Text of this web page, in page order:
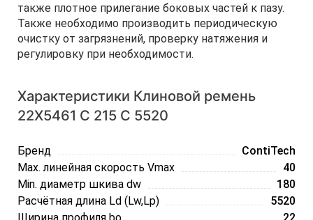
также плотное прилегание боковых частей к пазу.
Также необходимо производить периодическую
очистку от загрязнений, проверку натяжения и
регулировку при необходимости.
Характеристики Клиновой ремень
22X5461 C 215 C 5520
Бренд
ContiTech
Max. линейная скорость Vmax
40
Min. диаметр шкива dw
180
Расчётная длина Ld (Lw,Lp)
5520